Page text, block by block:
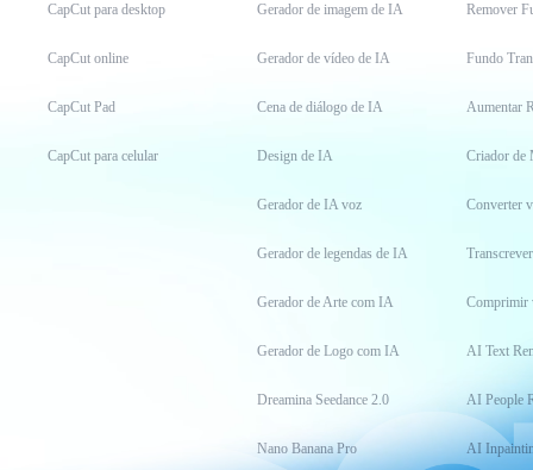
CapCut para desktop
CapCut online
CapCut Pad
CapCut para celular
Gerador de imagem de IA
Gerador de vídeo de IA
Cena de diálogo de IA
Design de IA
Gerador de IA voz
Gerador de legendas de IA
Gerador de Arte com IA
Gerador de Logo com IA
Dreamina Seedance 2.0
Nano Banana Pro
Remover
Fundo
Aumentar
Criador de
Converter
Comprimir
AI Text
AI People
AI